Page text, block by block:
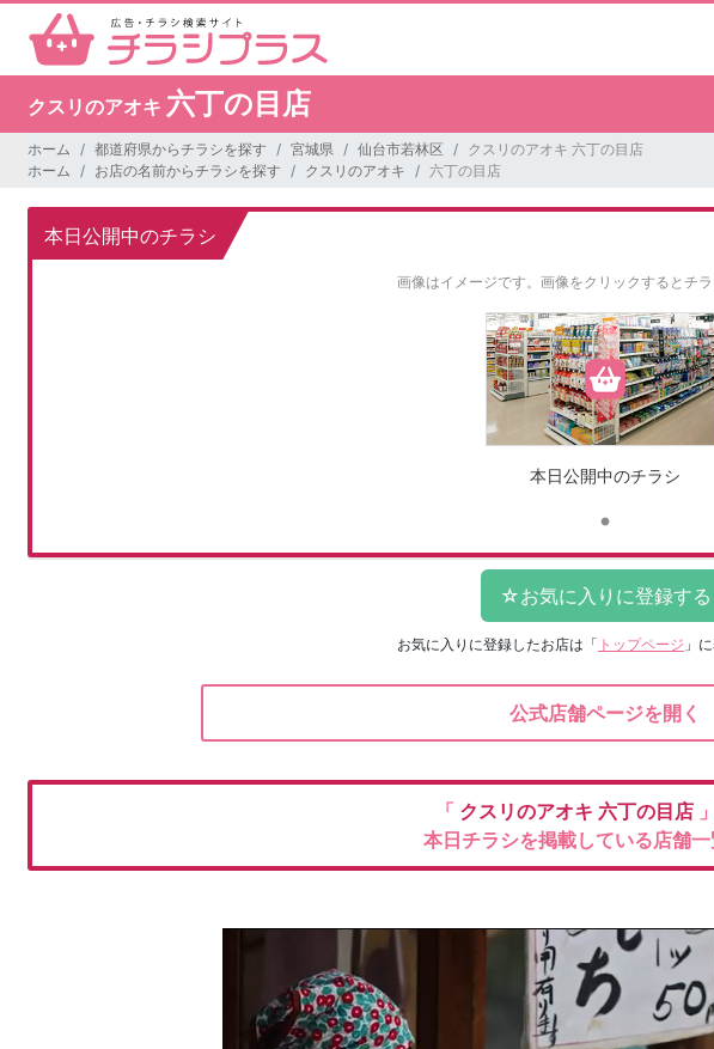
クスリのアオキ 六丁の目店
ホーム 都道府県からチラシを探す 宮城県 仙台市若林区
クスリのアオキ 六丁の目店
ホーム
お店の名前からチラシを探す クスリのアオキ 六丁の目店
本日公開中のチラシ
画像はイメージです。 画像をクリックするとチラ
本日公開中のチラシ
お気に入りに登録したお店は 「 トップページ 」
公式店舗ページを開く
「 クスリのアオキ 六丁の目店
本日チラシを掲載している店舗一